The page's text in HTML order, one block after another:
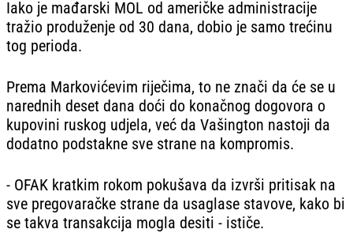
Iako je mađarski MOL od američke administracije
tražio produženje od 30 dana, dobio je samo trećinu
tog perioda.
Prema Markovićevim riječima, to ne znači da će se u
narednih deset dana doći do konačnog dogovora o
kupovini ruskog udjela, već da Vašington nastoji da
dodatno podstakne sve strane na kompromis.
- OFAK kratkim rokom pokušava da izvrši pritisak na
sve pregovaračke strane da usaglase stavove, kako bi
se takva transakcija mogla desiti - ističe.